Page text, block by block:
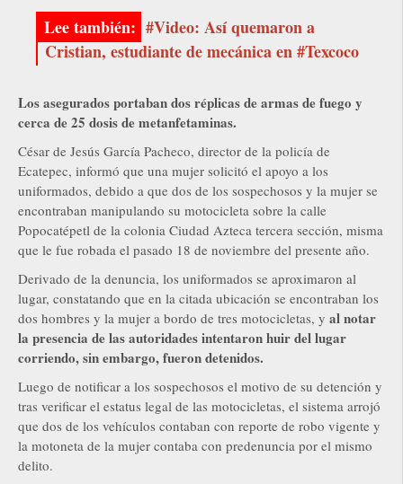
#Video: Así quemaron a
Cristian, estudiante de mecánica en #Texcoco
Los asegurados portaban dos réplicas de armas de fuego y
cerca de 25 dosis de metanfetaminas.
César de Jesús García Pacheco, director de la policía de
Ecatepec, informó que una mujer solicitó el apoyo a los
uniformados, debido a que dos de los sospechosos y la mujer se
encontraban manipulando su motocicleta sobre la calle
Popocatépetl de la colonia Ciudad Azteca tercera sección, misma
que le fue robada el pasado 18 de noviembre del presente año.
Derivado de la denuncia, los uniformados se aproximaron al
lugar, constatando que en la citada ubicación se encontraban los
dos hombres y la mujer a bordo de tres motocicletas, y al notar
la presencia de las autoridades intentaron huir del lugar
corriendo, sin embargo, fueron detenidos.
Luego de notificar a los sospechosos el motivo de su detención y
tras verificar el estatus legal de las motocicletas, el sistema arrojó
que dos de los vehículos contaban con reporte de robo vigente y
la motoneta de la mujer contaba con predenuncia por el mismo
delito.